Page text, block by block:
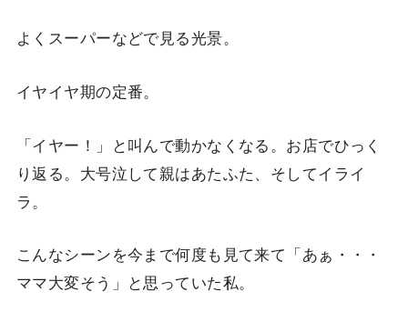
よくスーパーなどで見る光景。
イヤイヤ期の定番。
「イヤー！」と叫んで動かなくなる。お店でひっく
り返る。大号泣して親はあたふた、そしてイライ
ラ。
こんなシーンを今まで何度も見て来て「あぁ・・・
ママ大変そう」と思っていた私。